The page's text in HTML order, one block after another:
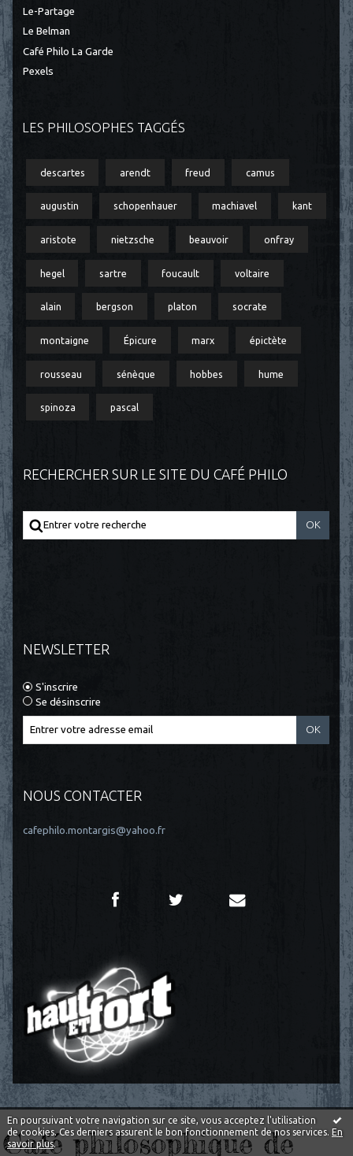
En poursuivant votre navigation sur ce site, vous acceptez l'utilisation
de cookies. Ces derniers assurent le bon fonctionnement de nos services. En
savoir plus.
Le-Partage
Le Belman
Café Philo La Garde
Pexels
LES PHILOSOPHES TAGGÉS
descartes arendt freud camus
augustin schopenhauer machiavel kant
aristote nietzsche beauvoir onfray
hegel sartre foucault voltaire
alain bergson platon socrate
montaigne Épicure marx épictète
rousseau sénèque hobbes hume
spinoza pascal
RECHERCHER SUR LE SITE DU CAFÉ PHILO
NEWSLETTER
S'inscrire
Se désinscrire
NOUS CONTACTER
cafephilo.montargis@yahoo.fr
Café philosophique de